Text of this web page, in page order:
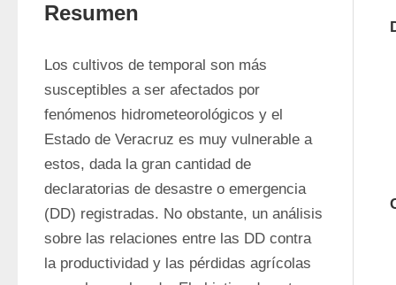
Resumen
Los cultivos de temporal son más
susceptibles a ser afectados por
fenómenos hidrometeorológicos y el
Estado de Veracruz es muy vulnerable a
estos, dada la gran cantidad de
declaratorias de desastre o emergencia
(DD) registradas. No obstante, un análisis
sobre las relaciones entre las DD contra
la productividad y las pérdidas agrícolas